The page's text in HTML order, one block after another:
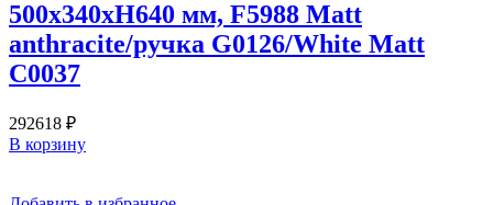
500х340хН640 мм, F5988 Matt
anthracite/ручка G0126/White Matt
C0037
292618 ₽
В корзину